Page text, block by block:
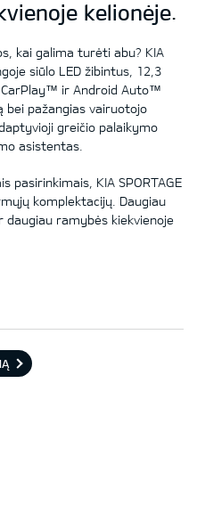
kelionėje.
kai galima turėti abu? KIA
siūlo LED žibintus, 12,3
CarPlay™ ir Android Auto™
bei pažangias vairuotojo
greičio palaikymo
asistentas.
pasirinkimais, KIA SPORTAGE
komplektacijų. Daugiau
ramybės kiekvienoje